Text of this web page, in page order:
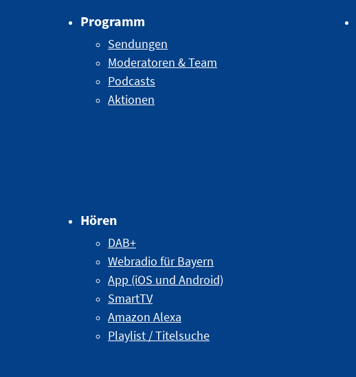
Programm
Sendungen
Moderatoren & Team
Podcasts
Aktionen
Hören
DAB+
Webradio für Bayern
App (iOS und Android)
SmartTV
Amazon Alexa
Playlist / Titelsuche